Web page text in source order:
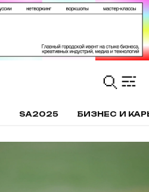
SA2025 БИЗНЕС И